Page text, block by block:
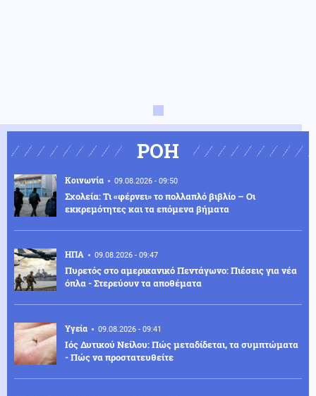
ΡΟΗ
Κοινωνία 09.08.2026 - 09:50
Σχολεία: Τι «φέρνει» το πολλαπλό βιβλίο – Οι
εκκρεμότητες και τα επόμενα βήματα
ΗΠΑ 09.08.2026 - 09:47
Πυρετός στο αμερικανικό Πεντάγωνο: Πιέσεις για νέα
όπλα - Στερεύουν τα αποθέματα
Υγεία 09.08.2026 - 09:41
Ιός Δυτικού Νείλου: Πώς μεταδίδεται, τα συμπτώματα
- Πώς να προστατευθείτε